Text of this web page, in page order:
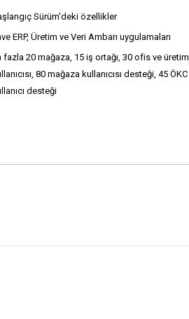
Sürüm'deki özellikler
ERP, Üretim ve Veri Ambarı uygulamaları
fazla 20 mağaza, 15 iş ortağı, 30 ofis ve üretim
80 mağaza kullanıcısı desteği, 45 ÖKC
desteği